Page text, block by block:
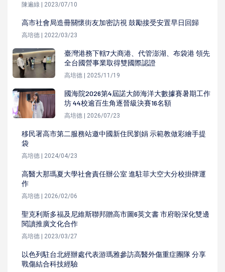
陳遍綠 | 2023/07/10
高市社會局造冊關懷街友加密訪視 鼓勵接受安置早日回歸
高培德 | 2022/03/23
臺灣港務下轄7大商港、代管澎湖、布袋港 領先
全台國營事業取得雙國際認證
高培德 | 2025/11/19
國海院2026第4屆諾大師海洋大數據賽暑期工作
坊 44校逾百生角逐晉級決賽16名額
高培德 | 2026/07/23
移民署高市第二服務站邀中國新住民劉娟 示範教做彩繪手提
袋
高培德 | 2024/04/23
高醫大那瑪夏大學社會責任辦公室 進駐菲大空大分校掛牌運
作
高培德 | 2026/02/06
聖克利斯多福及尼維斯聯邦贈高市圖6英文書 市府盼深化雙邊
閱讀推廣文化合作
高培德 | 2023/03/27
以色列駐台北經辦處代表游瑪雅參訪高醫外傷重症團隊 分享
戰傷結合科技經驗